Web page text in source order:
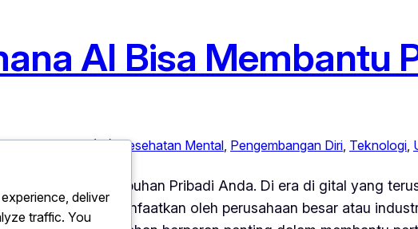
AI Bisa Membantu
Buatan (AI), Kesehatan Mental, Pengembangan Diri, Teknologi,
Membantu Pertumbuhan Pribadi Anda. Di era di gital yang
lagi hanya di manfaatkan oleh perusahaan besar atau
deliver
traffic. You